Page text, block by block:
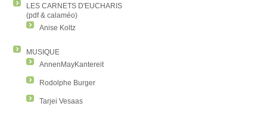
LES CARNETS D'EUCHARIS
(pdf & calaméo)
Anise Koltz
MUSIQUE
AnnenMayKantereit
Rodolphe Burger
Tarjei Vesaas